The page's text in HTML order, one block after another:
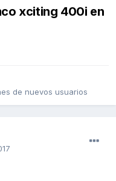
xciting 400i en
de nuevos usuarios